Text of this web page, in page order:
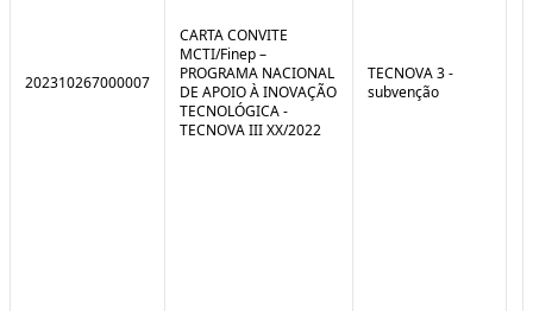
202310267000007
CARTA CONVITE
MCTI/Finep –
PROGRAMA NACIONAL
DE APOIO À INOVAÇÃO
TECNOLÓGICA -
TECNOVA III XX/2022
TECNOVA 3 -
subvenção